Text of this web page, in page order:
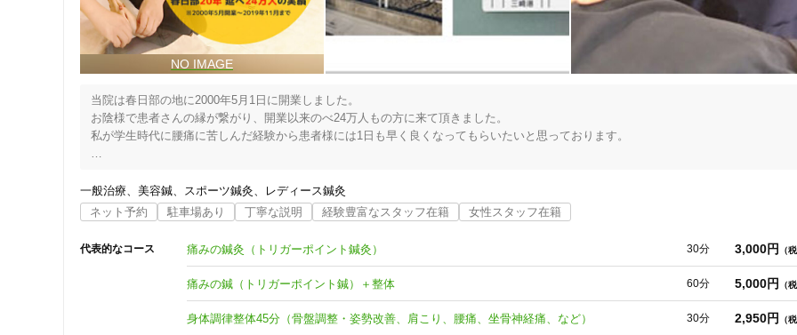
当院は春日部の地に2000年5月1日に開業しました。
お陰様で患者さんの縁が繋がり、開業以来のべ24万人もの方に来て頂きました。
私が学生時代に腰痛に苦しんだ経験から患者様には1日も早く良くなってもらいたいと思っております。
術をお試し下さい。
・体質改善の鍼灸、痛みに対する鍼（トリガーポイント鍼灸）など３０年の経験から適切な施術をご提案致します。
・解剖学をベースに正しい位置に整える整体（Ken  Yamamotoテクニック）
一般治療 美容鍼 スポーツ鍼灸
レディース鍼灸
ネット予約
駐車場あり 丁寧な説明 経験豊富なスタッフ在籍 女性スタッフ在籍
代表的なコース 痛みの鍼灸（トリガーポイント鍼灸） 30分 3,000円 （
痛みの鍼（トリガーポイント鍼）＋整体 60分 5,000円 （
身体調律整体45分（骨盤調整・姿勢改善、肩こり、腰痛、坐骨神経痛、など） 30分 2,950円 （